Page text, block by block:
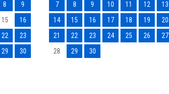
8
9
15
16
22
23
29
30
7
8 9 10 11 12
13
14
15 16 17 18 19
20
21
22 23 24 25 26
27
28
29 30